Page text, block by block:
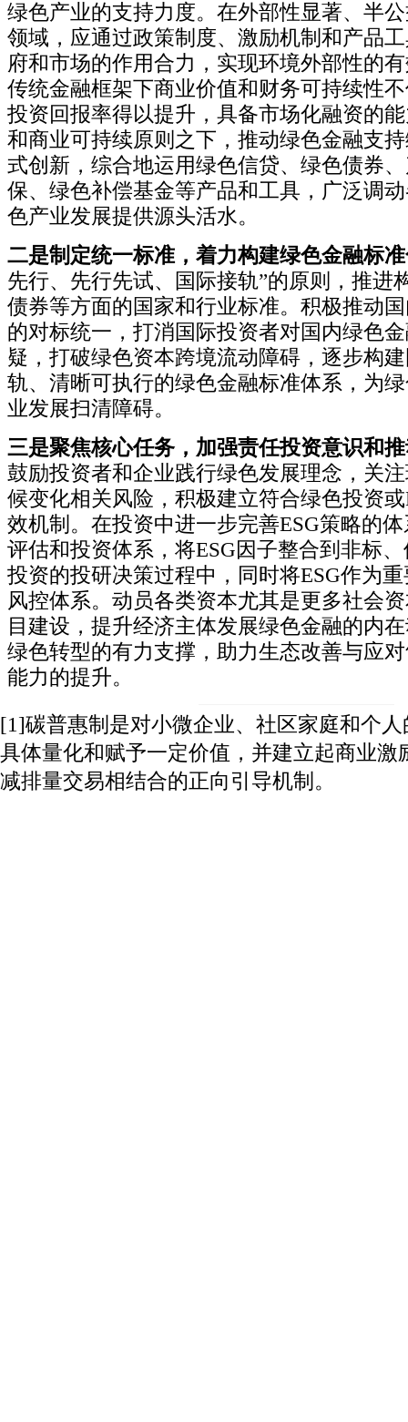
绿色产业的支持力度。在外部性显著、半
领域，应通过政策制度、激励机制和产品
府和市场的作用合力，实现环境外部性的
传统金融框架下商业价值和财务可持续性
投资回报率得以提升，具备市场化融资的
和商业可持续原则之下，推动绿色金融支
式创新，综合地运用绿色信贷、绿色债券
保、绿色补偿基金等产品和工具，广泛调
色产业发展提供源头活水。
二是制定统一标准，着力构建绿色金融标
先行、先行先试、国际接轨”的原则，推进
债券等方面的国家和行业标准。积极推动
的对标统一，打消国际投资者对国内绿色
疑，打破绿色资本跨境流动障碍，逐步构
轨、清晰可执行的绿色金融标准体系，为
业发展扫清障碍。
三是聚焦核心任务，加强责任投资意识和
鼓励投资者和企业践行绿色发展理念，关
候变化相关风险，积极建立符合绿色投资
效机制。在投资中进一步完善ESG策略的
评估和投资体系，将ESG因子整合到非标
投资的投研决策过程中，同时将ESG作为
风控体系。动员各类资本尤其是更多社会
目建设，提升经济主体发展绿色金融的内
绿色转型的有力支撑，助力生态改善与应
能力的提升。
[1]碳普惠制是对小微企业、社区家庭和个
具体量化和赋予一定价值，并建立起商业激
减排量交易相结合的正向引导机制。